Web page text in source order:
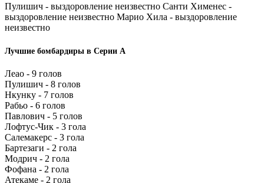
Пулишич - выздоровление неизвестно Санти Хименес -
выздоровление неизвестно Марио Хила - выздоровление
неизвестно
Лучшие бомбардиры в Серии А
Леао - 9 голов
Пулишич - 8 голов
Нкунку - 7 голов
Рабьо - 6 голов
Павлович - 5 голов
Лофтус-Чик - 3 гола
Салемакерс - 3 гола
Бартезаги - 2 гола
Модрич - 2 гола
Фофана - 2 гола
Атекаме - 2 гола